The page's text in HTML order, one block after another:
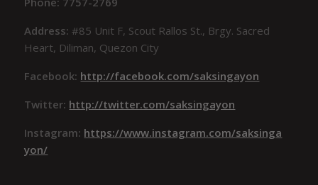
Address:#85 Unit F, Scout Rallos St., Brgy. Sacred
Heart, Diliman, Quezon City
Facebook: http://facebook.com/saksingayon
Twitter: http://twitter.com/saksingayon
Instagram: https://www.instagram.com/saksinga
yon/